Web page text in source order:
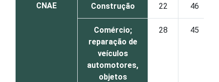
CNAE
Construção 22 46
Comércio;
reparação de
veículos
automotores,
objetos
28 45